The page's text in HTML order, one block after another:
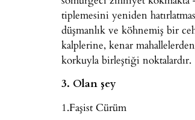
tiplemesini yeniden
düşmanlık ve köhnemiş bir
kalplerine, kenar
korkuyla birleştiği noktalardır.
3. Olan şey
1.Faşist Cürüm